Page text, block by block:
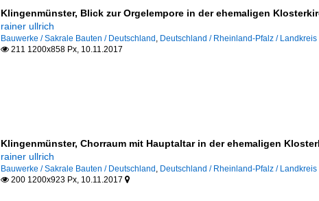
Klingenmünster, Blick zur Orgelempore in der ehemaligen
rainer ullrich
Bauwerke / Sakrale Bauten / Deutschland , Deutschland / Rheinland-Pfalz /
211 1200x858 Px, 10.11.2017
Klingenmünster, Chorraum mit Hauptaltar in der ehemaligen
rainer ullrich
Bauwerke / Sakrale Bauten / Deutschland , Deutschland / Rheinland-Pfalz /
200 1200x923 Px, 10.11.2017 